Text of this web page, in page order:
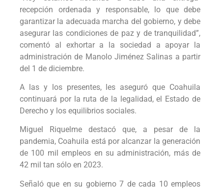
recepción ordenada y responsable, lo que debe
garantizar la adecuada marcha del gobierno, y debe
asegurar las condiciones de paz y de tranquilidad”,
comentó al exhortar a la sociedad a apoyar la
administración de Manolo Jiménez Salinas a partir
del 1 de diciembre.
A las y los presentes, les aseguró que Coahuila
continuará por la ruta de la legalidad, el Estado de
Derecho y los equilibrios sociales.
Miguel Riquelme destacó que, a pesar de la
pandemia, Coahuila está por alcanzar la generación
de 100 mil empleos en su administración, más de
42 mil tan sólo en 2023.
Señaló que en su gobierno 7 de cada 10 empleos